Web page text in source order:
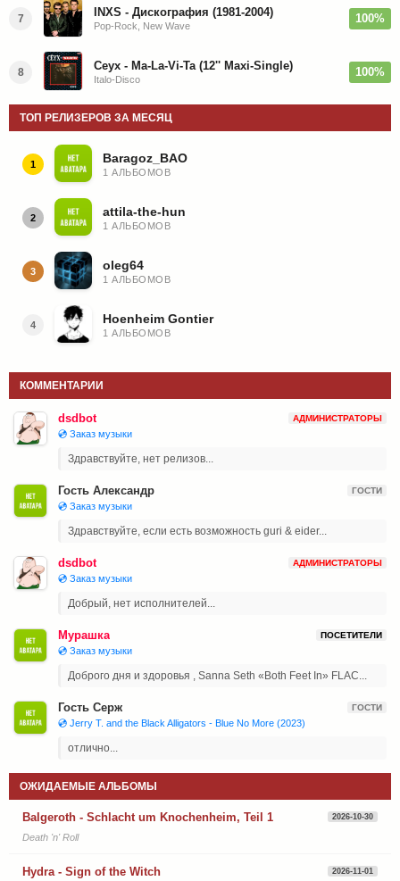
7 INXS - Дискография (1981-2004)
Pop-Rock, New Wave
100%
8 Ceyx - Ma-La-Vi-Ta (12'' Maxi-Single)
Italo-Disco
100%
ТОП РЕЛИЗЕРОВ ЗА МЕСЯЦ
1 Baragoz_BAO
1 АЛЬБОМОВ
2 attila-the-hun
1 АЛЬБОМОВ
3 oleg64
1 АЛЬБОМОВ
4 Hoenheim Gontier
1 АЛЬБОМОВ
КОММЕНТАРИИ
dsdbot АДМИНИСТРАТОРЫ
💿 Заказ музыки
Здравствуйте, нет релизов...
Гость Александр ГОСТИ
💿 Заказ музыки
Здравствуйте, если есть возможность guri & eider...
dsdbot АДМИНИСТРАТОРЫ
💿 Заказ музыки
Добрый, нет исполнителей...
Мурашка ПОСЕТИТЕЛИ
💿 Заказ музыки
Доброго дня и здоровья , Sanna Seth «Both Feet In» FLAC...
Гость Серж ГОСТИ
💿 Jerry T. and the Black Alligators - Blue No More (2023)
отлично...
ОЖИДАЕМЫЕ АЛЬБОМЫ
Balgeroth - Schlacht um Knochenheim, Teil 1 2026-10-30
Death 'n' Roll
Hydra - Sign of the Witch 2026-11-01